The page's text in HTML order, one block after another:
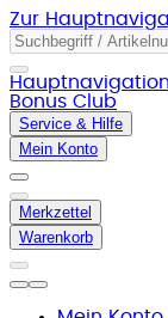
Zur
Bonus Club
Service & Hilfe
Mein Konto
Merkzettel
Warenkorb